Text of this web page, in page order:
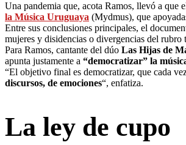
Una pandemia que, acota Ramos, llevó a que
la Música Uruguaya (Mydmus), que
Entre sus conclusiones principales, el
mujeres y disidencias o divergencias del rubro
Para Ramos, cantante del dúo Las Hijas de
apunta justamente a “democratizar” la
“El objetivo final es democratizar, que cada
discursos, de emociones“, enfatiza.
La ley de cupo